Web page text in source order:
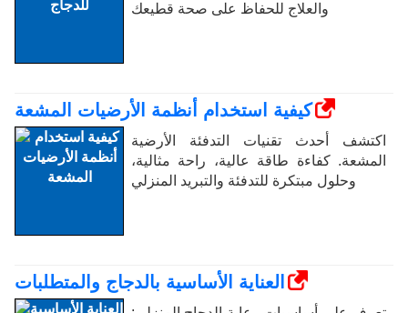
والعلاج للحفاظ على صحة قطيعك
كيفية استخدام أنظمة الأرضيات المشعة
اكتشف أحدث تقنيات التدفئة الأرضية
المشعة. كفاءة طاقة عالية، راحة مثالية،
وحلول مبتكرة للتدفئة والتبريد المنزلي
العناية الأساسية بالدجاج والمتطلبات